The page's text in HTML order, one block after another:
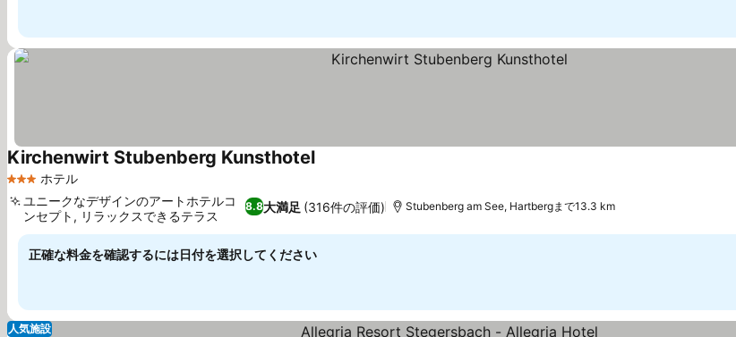
3 ホテルのランク
ホテル
Kirchenwirt Stubenberg Kunsthotel料金を表示
8.8大満足 (316件の評価)
ユニークなデザインのアートホテルコ
ンセプト, リラックスできるテラス
Stubenberg am See, Hartbergまで13.3 km
正確な料金を確認するには日付を選択してください
人気施設